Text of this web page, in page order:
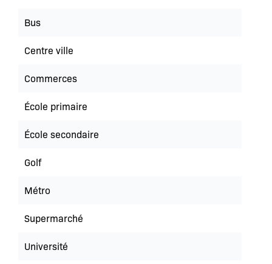
Bus
Centre ville
Commerces
École primaire
École secondaire
Golf
Métro
Supermarché
Université